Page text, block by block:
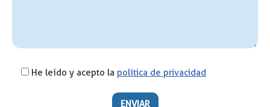
He leído y acepto la política de privacidad
Por favor, deja este campo vacío.
Por favor, deja este campo vacío.
Por favor, deja este campo vacío.
Por favor, deja este campo vacío.
Por favor, deja este campo vacío.
Por favor, deja este campo vacío.